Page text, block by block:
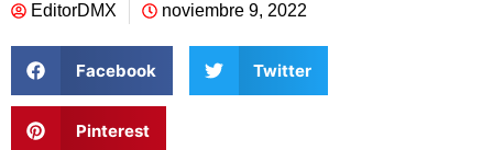
EditorDMX noviembre 9, 2022
Facebook Twitter
Pinterest